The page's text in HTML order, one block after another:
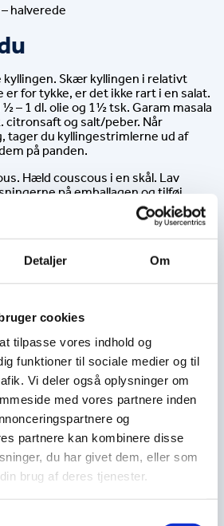
Detaljer Om
cookies
tilpasse vores indhold og
funktioner til sociale medier og til
Vi deler også oplysninger om
med vores partnere inden
og
partnere kan kombinere disse
du har givet dem, eller som
brug af deres tjenester.
halverede
Skær kyllingen i relativt
for tykke, er det ikke rart i en salat.
– 1 dl. olie og 1½ tsk. Garam masala
citronsaft og salt/peber. Når
tager du kyllingestrimlerne ud af
på panden.
Hæld couscous i en skål. Lav
på emballagen og tilføj
Hæld fonden over
og dæk så skålen helt tæt til, og sæt
skænke dig et glas af din kølige
kommer du resten af saften fra
stykkerne samt resten af
har snittet i de ønskede størrelser.
tilpasses til det, du ønsker. Fjerner
har du en dejlig gang tilbehør til din
og et godt brød til skader heller
retten serveres